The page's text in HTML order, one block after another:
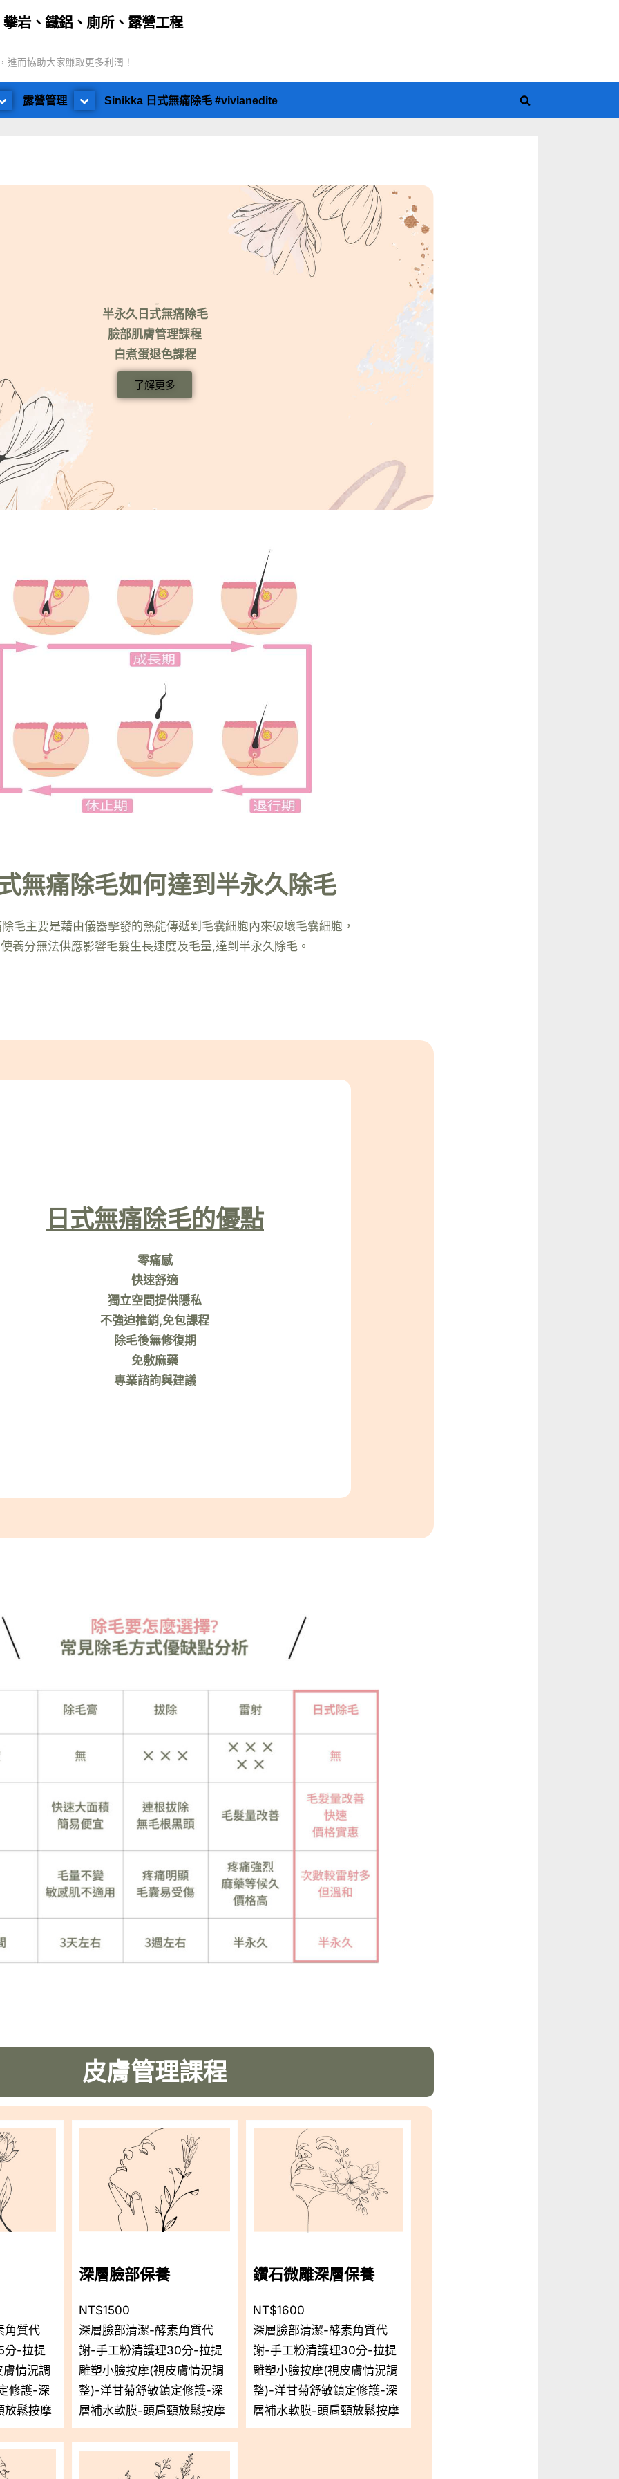
岩、鐵鋁、廁所、露營工程
進而協助大家賺取更多利潤！
露營管理 Sinikka 日式無痛除毛 #vivianedite
半永久日式無痛除毛
臉部肌膚管理課程
白煮蛋退色課程
了解更多
無痛除毛如何達到半永久除毛
除毛主要是藉由儀器擊發的熱能傳遞到毛囊細胞內來破壞毛囊細胞，
使養分無法供應影響毛髮生長速度及毛量,達到半永久除毛。
日式無痛除毛的優點
零痛感
快速舒適
獨立空間提供隱私
不強迫推銷,免包課程
除毛後無修復期
免敷麻藥
專業諮詢與建議
皮膚管理課程
角質代
分-拉提
情況調
修護-深
放鬆按摩
深層臉部保養
NT$1500
深層臉部清潔-酵素角質代
謝-手工粉清護理30分-拉提
雕塑小臉按摩(視皮膚情況調
整)-洋甘菊舒敏鎮定修護-深
層補水軟膜-頭肩頸放鬆按摩
鑽石微雕深層保養
NT$1600
深層臉部清潔-酵素角質代
謝-手工粉清護理30分-拉提
雕塑小臉按摩(視皮膚情況調
整)-洋甘菊舒敏鎮定修護-深
層補水軟膜-頭肩頸放鬆按摩